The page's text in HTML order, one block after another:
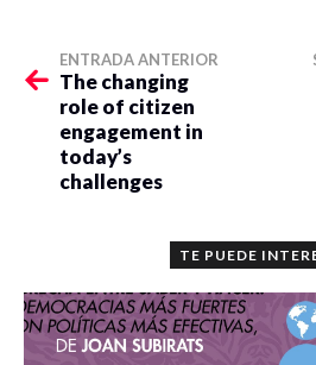
ENTRADA ANTERIOR
The changing
role of citizen
engagement in
today’s
challenges
TE PUEDE